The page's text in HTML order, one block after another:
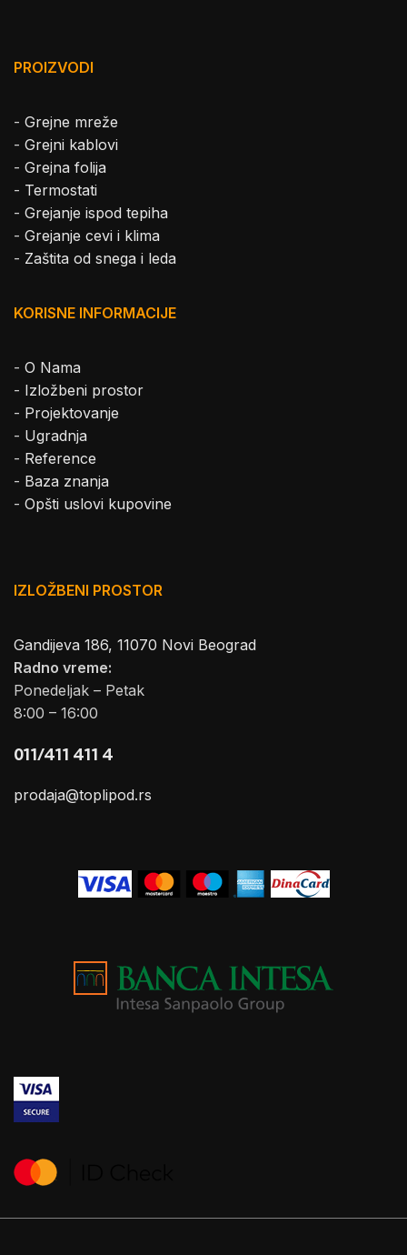
PROIZVODI
- Grejne mreže
- Grejni kablovi
- Grejna folija
- Termostati
- Grejanje ispod tepiha
- Grejanje cevi i klima
- Zaštita od snega i leda
KORISNE INFORMACIJE
- O Nama
- Izložbeni prostor
- Projektovanje
- Ugradnja
- Reference
- Baza znanja
- Opšti uslovi kupovine
IZLOŽBENI PROSTOR
Gandijeva 186, 11070 Novi Beograd
Radno vreme:
Ponedeljak – Petak
8:00 – 16:00
011/411 411 4
prodaja@toplipod.rs